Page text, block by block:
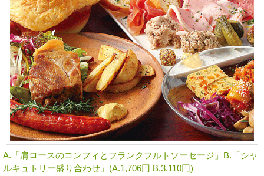
A.「肩ロースのコンフィとフランクフルトソーセージ」B.「シャ
ルキュトリー盛り合わせ」(A.1,706円 B.3,110円)